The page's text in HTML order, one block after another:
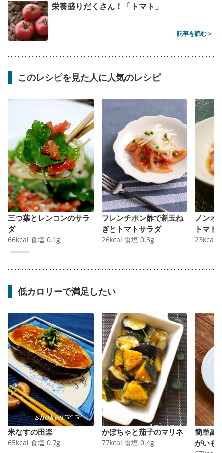
栄養盛りだくさん！「トマト」
記事を読む >
このレシピを見た人に人気のレシピ
三つ葉とレンコンのサラ
ダ
66kcal 食塩 0.1 g
フレンチポン酢で新玉ね
ぎとトマトサラダ
26kcal 食塩 0.3g
ノンオ
トマト
23kcal
低カロリーで満足したい
米なすの田楽
65kcal 食塩 0.7g
かぼちゃと茄子のマリネ
77kcal 食塩 0.4g
簡単副
がいも